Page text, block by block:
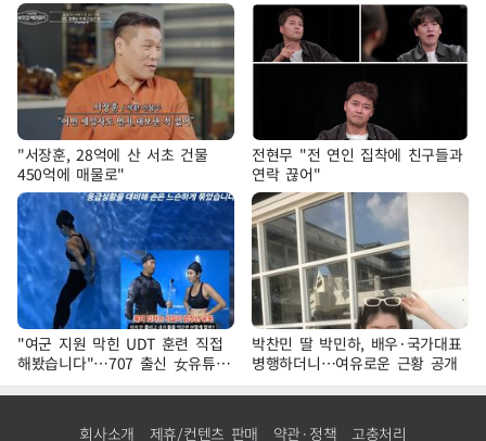
"서장훈, 28억에 산 서초 건물
450억에 매물로"
전현무 "전 연인 집착에 친구들과
연락 끊어"
"여군 지원 막힌 UDT 훈련 직접
해봤습니다"…707 출신 女유튜버
'완벽 소화'
박찬민 딸 박민하, 배우·국가대표
병행하더니…여유로운 근황 공개
회사소개 제휴/컨텐츠 판매 약관·정책 고충처리